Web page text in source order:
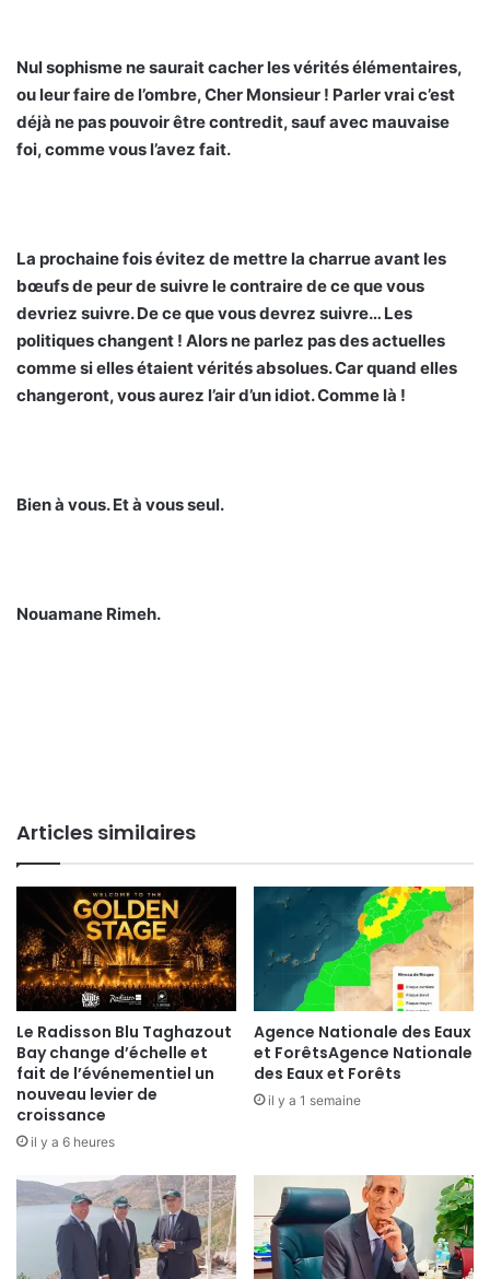
Nul sophisme ne saurait cacher les vérités élémentaires,
ou leur faire de l’ombre, Cher Monsieur ! Parler vrai c’est
déjà ne pas pouvoir être contredit, sauf avec mauvaise
foi, comme vous l’avez fait.
La prochaine fois évitez de mettre la charrue avant les
bœufs de peur de suivre le contraire de ce que vous
devriez suivre. De ce que vous devrez suivre… Les
politiques changent ! Alors ne parlez pas des actuelles
comme si elles étaient vérités absolues. Car quand elles
changeront, vous aurez l’air d’un idiot. Comme là !
Bien à vous. Et à vous seul.
Nouamane Rimeh.
Articles similaires
Le Radisson Blu Taghazout
Bay change d’échelle et
fait de l’événementiel un
nouveau levier de
croissance
il y a 6 heures
Agence Nationale des Eaux
et ForêtsAgence Nationale
des Eaux et Forêts
il y a 1 semaine